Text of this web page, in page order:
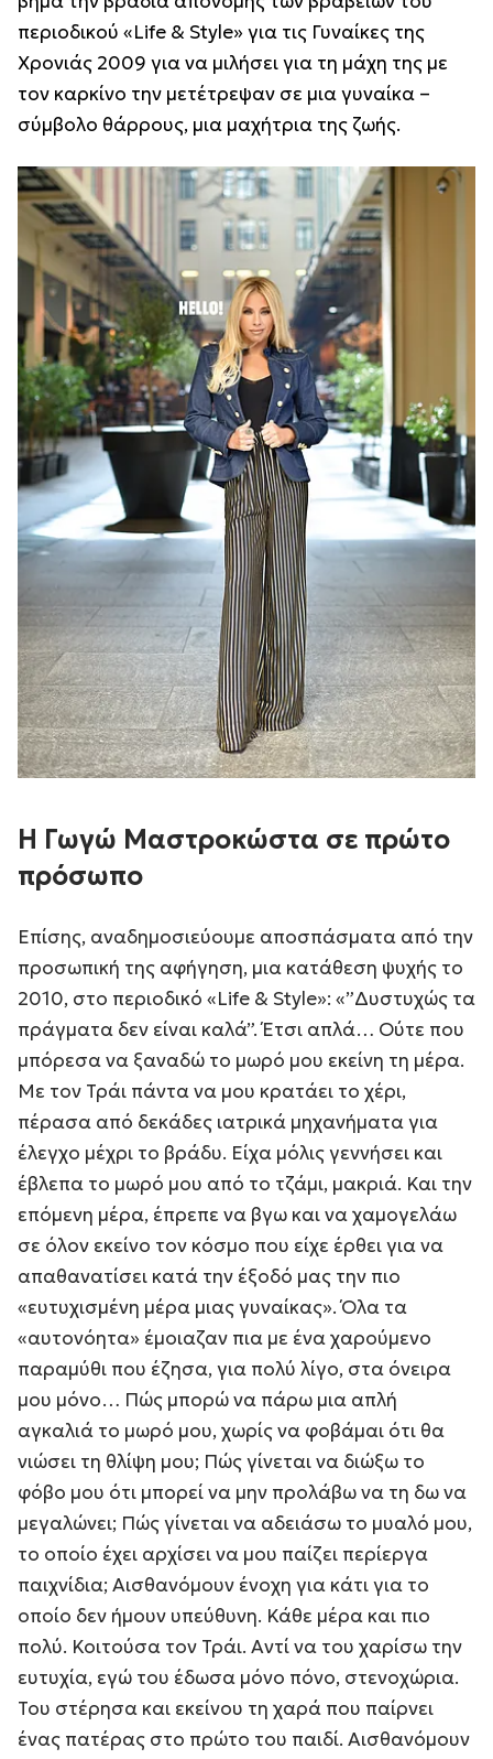
περιοδικού «Life & Style» για τις Γυναίκες της
Χρονιάς 2009 για να μιλήσει για τη μάχη της με
τον καρκίνο την μετέτρεψαν σε μια γυναίκα –
σύμβολο θάρρους, μια μαχήτρια της ζωής.
Η Γωγώ Μαστροκώστα σε πρώτο
πρόσωπο
Επίσης, αναδημοσιεύουμε αποσπάσματα από την
προσωπική της αφήγηση, μια κατάθεση ψυχής το
2010, στο περιοδικό «Life & Style»: «”Δυστυχώς τα
πράγματα δεν είναι καλά”. Έτσι απλά… Ούτε που
μπόρεσα να ξαναδώ το μωρό μου εκείνη τη μέρα.
Με τον Τράι πάντα να μου κρατάει το χέρι,
πέρασα από δεκάδες ιατρικά μηχανήματα για
έλεγχο μέχρι το βράδυ. Είχα μόλις γεννήσει και
έβλεπα το μωρό μου από το τζάμι, μακριά. Και την
επόμενη μέρα, έπρεπε να βγω και να χαμογελάω
σε όλον εκείνο τον κόσμο που είχε έρθει για να
απαθανατίσει κατά την έξοδό μας την πιο
«ευτυχισμένη μέρα μιας γυναίκας». Όλα τα
«αυτονόητα» έμοιαζαν πια με ένα χαρούμενο
παραμύθι που έζησα, για πολύ λίγο, στα όνειρα
μου μόνο… Πώς μπορώ να πάρω μια απλή
αγκαλιά το μωρό μου, χωρίς να φοβάμαι ότι θα
νιώσει τη θλίψη μου; Πώς γίνεται να διώξω το
φόβο μου ότι μπορεί να μην προλάβω να τη δω να
μεγαλώνει; Πώς γίνεται να αδειάσω το μυαλό μου,
το οποίο έχει αρχίσει να μου παίζει περίεργα
παιχνίδια; Αισθανόμουν ένοχη για κάτι για το
οποίο δεν ήμουν υπεύθυνη. Κάθε μέρα και πιο
πολύ. Κοιτούσα τον Τράι. Αντί να του χαρίσω την
ευτυχία, εγώ του έδωσα μόνο πόνο, στενοχώρια.
Του στέρησα και εκείνου τη χαρά που παίρνει
ένας πατέρας στο πρώτο του παιδί. Αισθανόμουν